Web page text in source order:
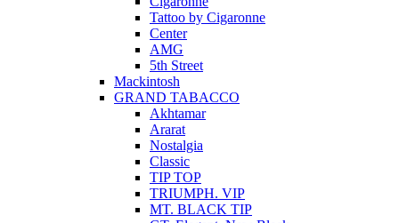
Tattoo by Cigaronne
Center
AMG
5th Street
Mackintosh
GRAND TABACCO
Akhtamar
Ararat
Nostalgia
Classic
TIP TOP
TRIUMPH. VIP
MT. BLACK TIP